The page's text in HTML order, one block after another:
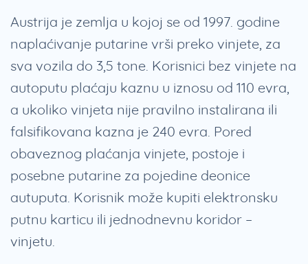
Austrija je zemlja u kojoj se od 1997. godine
naplaćivanje putarine vrši preko vinjete, za
sva vozila do 3,5 tone. Korisnici bez vinjete na
autoputu plaćaju kaznu u iznosu od 110 evra,
a ukoliko vinjeta nije pravilno instalirana ili
falsifikovana kazna je 240 evra. Pored
obaveznog plaćanja vinjete, postoje i
posebne putarine za pojedine deonice
autuputa. Korisnik može kupiti elektronsku
putnu karticu ili jednodnevnu koridor –
vinjetu.